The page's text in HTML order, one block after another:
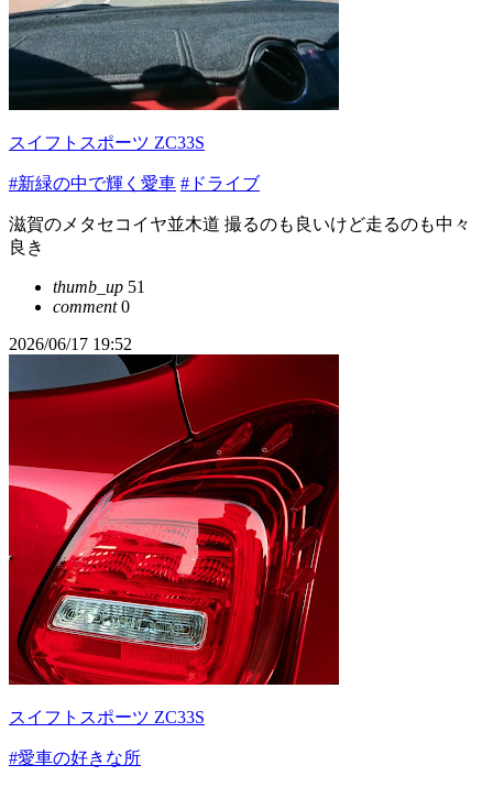
スイフトスポーツ ZC33S
#新緑の中で輝く愛車 #ドライブ
滋賀のメタセコイヤ並木道 撮るのも良いけど走るのも中々
良き
thumb_up 51
comment0
2026/06/17 19:52
スイフトスポーツ ZC33S
#愛車の好きな所